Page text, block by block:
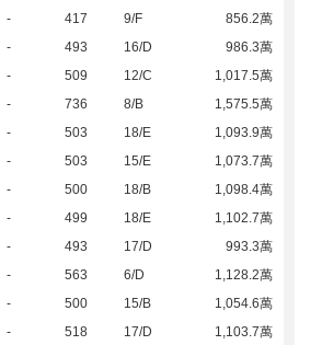
- 417 9/F
856.2萬
- 493 16/D
986.3萬
- 509 12/C
1,017.5萬
- 736 8/B
1,575.5萬
- 503 18/E
1,093.9萬
- 503 15/E
1,073.7萬
- 500 18/B
1,098.4萬
- 499 18/E
1,102.7萬
- 493 17/D
993.3萬
- 563 6/D
1,128.2萬
- 500 15/B
1,054.6萬
- 518 17/D
1,103.7萬